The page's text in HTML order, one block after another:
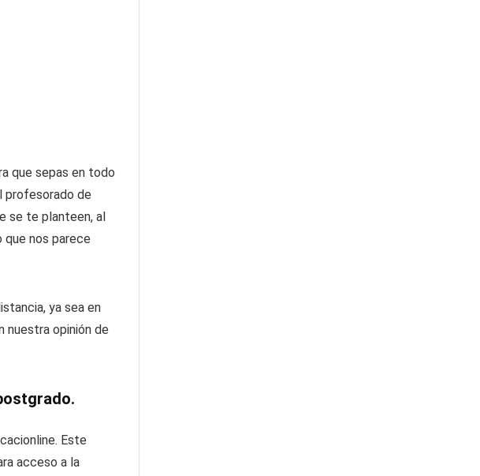
que sepas en todo
profesorado de
se te planteen, al
que nos parece
ya sea en
nuestra opinión de
Este
acceso a la